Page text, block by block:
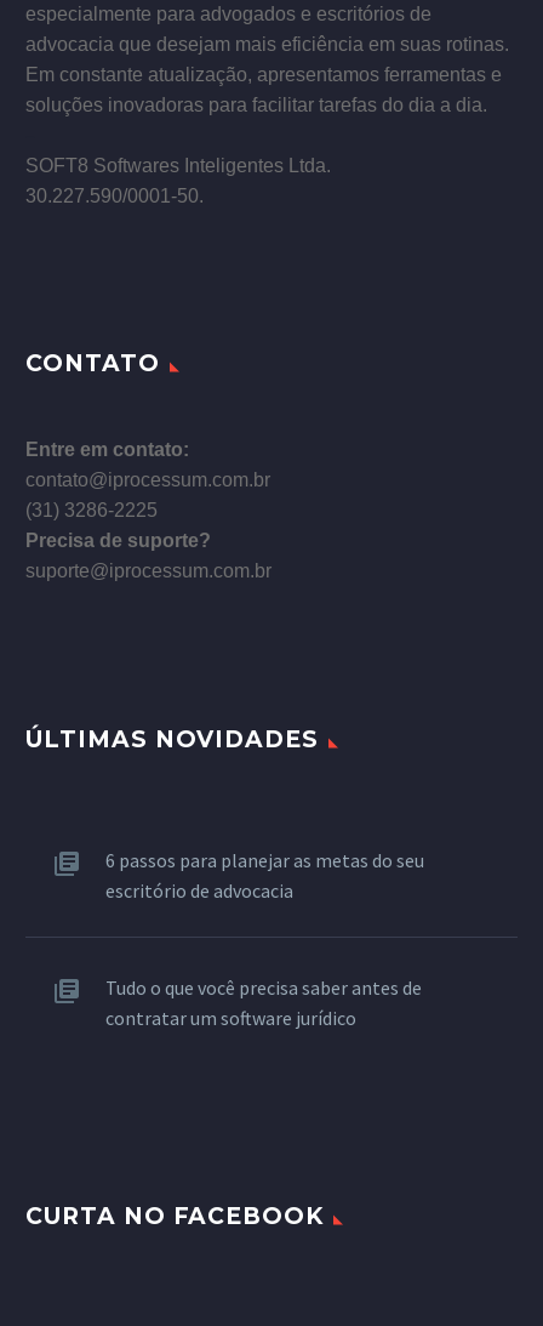
especialmente para advogados e escritórios de
advocacia que desejam mais eficiência em suas rotinas.
Em constante atualização, apresentamos ferramentas e
soluções inovadoras para facilitar tarefas do dia a dia.
SOFT8 Softwares Inteligentes Ltda.
30.227.590/0001­-50.
CONTATO
Entre em contato:
contato@iprocessum.com.br
(31) 3286-2225
Precisa de suporte?
suporte@iprocessum.com.br
ÚLTIMAS NOVIDADES
6 passos para planejar as metas do seu
escritório de advocacia
Tudo o que você precisa saber antes de
contratar um software jurídico
CURTA NO FACEBOOK